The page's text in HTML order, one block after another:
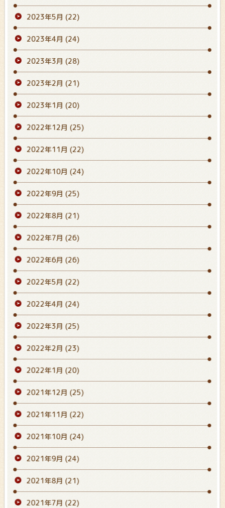
2023年5月 (22)
2023年4月 (24)
2023年3月 (28)
2023年2月 (21)
2023年1月 (20)
2022年12月 (25)
2022年11月 (22)
2022年10月 (24)
2022年9月 (25)
2022年8月 (21)
2022年7月 (26)
2022年6月 (26)
2022年5月 (22)
2022年4月 (24)
2022年3月 (25)
2022年2月 (23)
2022年1月 (20)
2021年12月 (25)
2021年11月 (22)
2021年10月 (24)
2021年9月 (24)
2021年8月 (21)
2021年7月 (22)